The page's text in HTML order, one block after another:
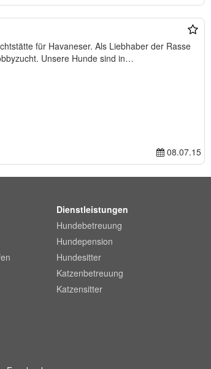
Als Liebhaber der Rasse
betreiben wir eine kleine, sehr familienbezogene Hobbyzucht. Unsere Hunde sind in…
08.07.15
Dienstleistungen
Hundebetreuung
Hundepension
Hundesitter
Katzenbetreuung
Katzensitter